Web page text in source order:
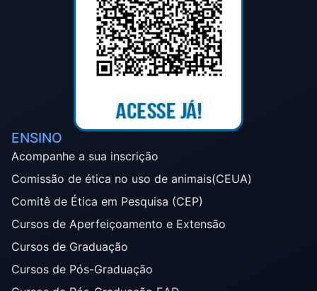
ENSINO
Acompanhe a sua inscrição
Comissão de ética no uso de animais(CEUA)
Comitê de Ética em Pesquisa (CEP)
Cursos de Aperfeiçoamento e Extensão
Cursos de Graduação
Cursos de Pós-Graduação